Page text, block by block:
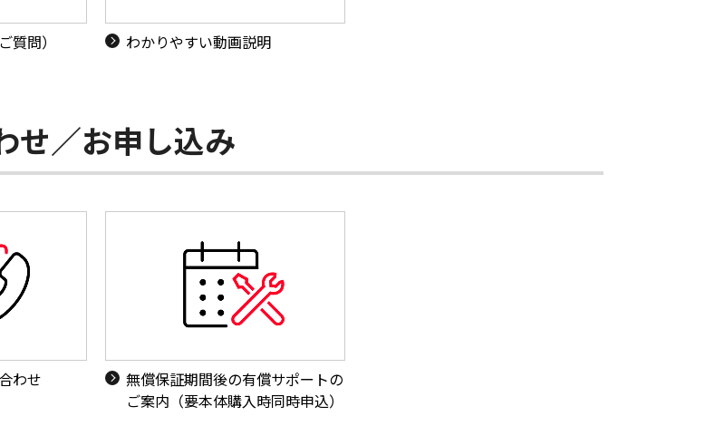
質問） わかりやすい動画説明
せ／お申し込み
わせ
無償保証期間後の有償サポートの
ご案内（要本体購入時同時申込）